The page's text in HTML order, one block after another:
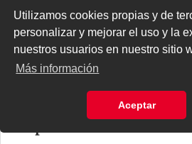
Utilizamos cookies propias y de
personalizar y mejorar el uso y la
nuestros usuarios en nuestro sitio
Más información
Aceptar